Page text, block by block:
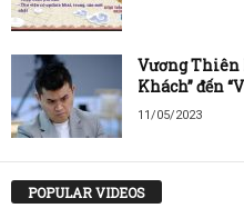
Vương Thiên
Khách” đến
11/05/2023
POPULAR VIDEOS